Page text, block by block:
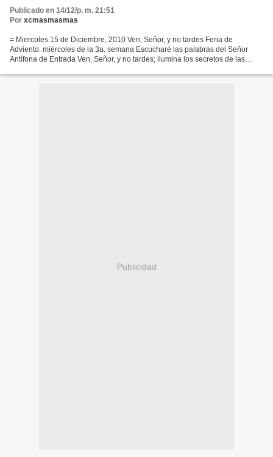
Publicado en 14/12/p. m. 21:51
Por xcmasmasmas
= Miercoles 15 de Diciembre, 2010 Ven, Señor, y no tardes Feria de
Adviento: miércoles de la 3a. semana Escucharé las palabras del Señor
Antífona de Entrada Ven, Señor, y no tardes; ilumina los secretos de las
Publicidad